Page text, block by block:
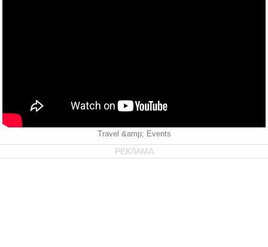
Travel &amp; Events
РЕКЛАМА